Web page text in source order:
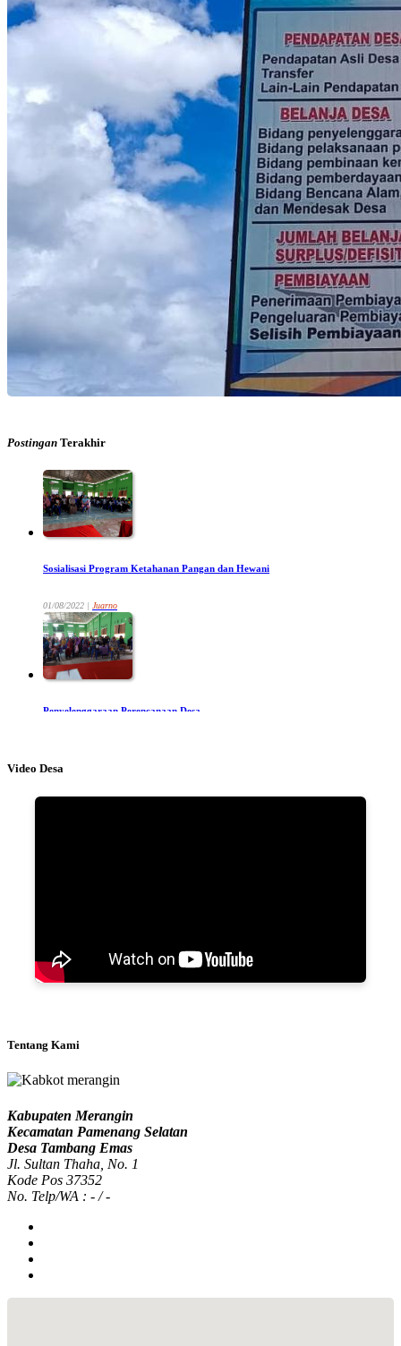
Postingan Terakhir
Sosialisasi Program Ketahanan Pangan dan Hewani
01/08/2022 | Juarno
Penyelenggaraan Perencanaan Desa
Penyelenggaraan Perencanaan Desa
28/09/2021 |Juarno
Video Desa
Tentang Kami
Kabupaten Merangin
Kecamatan Pamenang Selatan
Desa Tambang Emas
Jl. Sultan Thaha, No. 1
Kode Pos 37352
No. Telp/WA : - / -